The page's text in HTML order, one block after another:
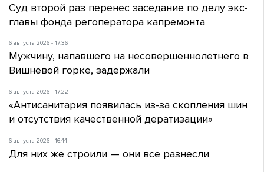
Суд второй раз перенес заседание по делу экс-
главы фонда регоператора капремонта
6 августа 2026 - 17:36
Мужчину, напавшего на несовершеннолетнего в
Вишневой горке, задержали
6 августа 2026 - 17:22
«Антисанитария появилась из-за скопления шин
и отсутствия качественной дератизации»
6 августа 2026 - 16:44
Для них же строили — они все разнесли